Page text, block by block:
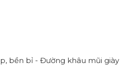
bền bỉ - Đường khâu mũi giày